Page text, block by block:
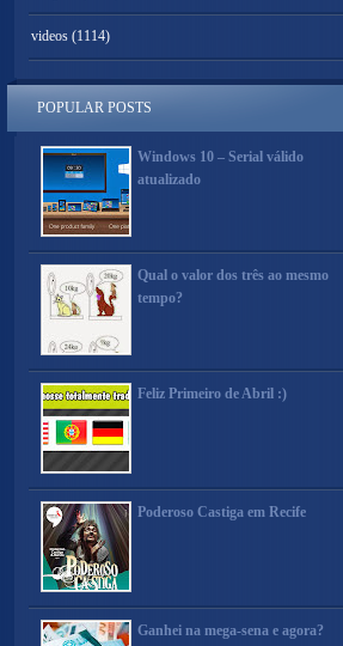
videos (1114)
POPULAR POSTS
Windows 10 – Serial válido
atualizado
Qual o valor dos três ao mesmo
tempo?
Feliz Primeiro de Abril :)
Poderoso Castiga em Recife
Ganhei na mega-sena e agora?